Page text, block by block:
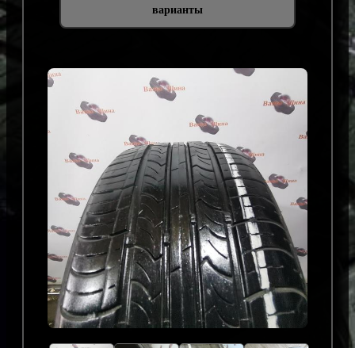
варианты